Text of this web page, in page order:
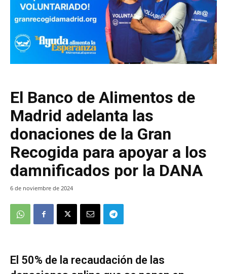
El Banco de Alimentos de
Madrid adelanta las
donaciones de la Gran
Recogida para apoyar a los
damnificados por la DANA
6 de noviembre de 2024
El 50% de la recaudación de las